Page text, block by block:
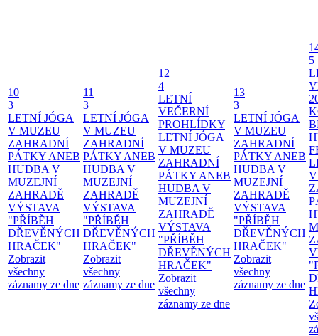
10
3
LETNÍ JÓGA
V MUZEU
ZAHRADNÍ
PÁTKY ANEB
HUDBA V
MUZEJNÍ
ZAHRADĚ
VÝSTAVA
"PŘÍBĚH
DŘEVĚNÝCH
HRAČEK"
Zobrazit
všechny
záznamy ze dne
11
3
LETNÍ JÓGA
V MUZEU
ZAHRADNÍ
PÁTKY ANEB
HUDBA V
MUZEJNÍ
ZAHRADĚ
VÝSTAVA
"PŘÍBĚH
DŘEVĚNÝCH
HRAČEK"
Zobrazit
všechny
záznamy ze dne
12
4
LETNÍ
VEČERNÍ
PROHLÍDKY
LETNÍ JÓGA
V MUZEU
ZAHRADNÍ
PÁTKY ANEB
HUDBA V
MUZEJNÍ
ZAHRADĚ
VÝSTAVA
"PŘÍBĚH
DŘEVĚNÝCH
HRAČEK"
Zobrazit
všechny
záznamy ze dne
13
3
LETNÍ JÓGA
V MUZEU
ZAHRADNÍ
PÁTKY ANEB
HUDBA V
MUZEJNÍ
ZAHRADĚ
VÝSTAVA
"PŘÍBĚH
DŘEVĚNÝCH
HRAČEK"
Zobrazit
všechny
záznamy ze dne
5